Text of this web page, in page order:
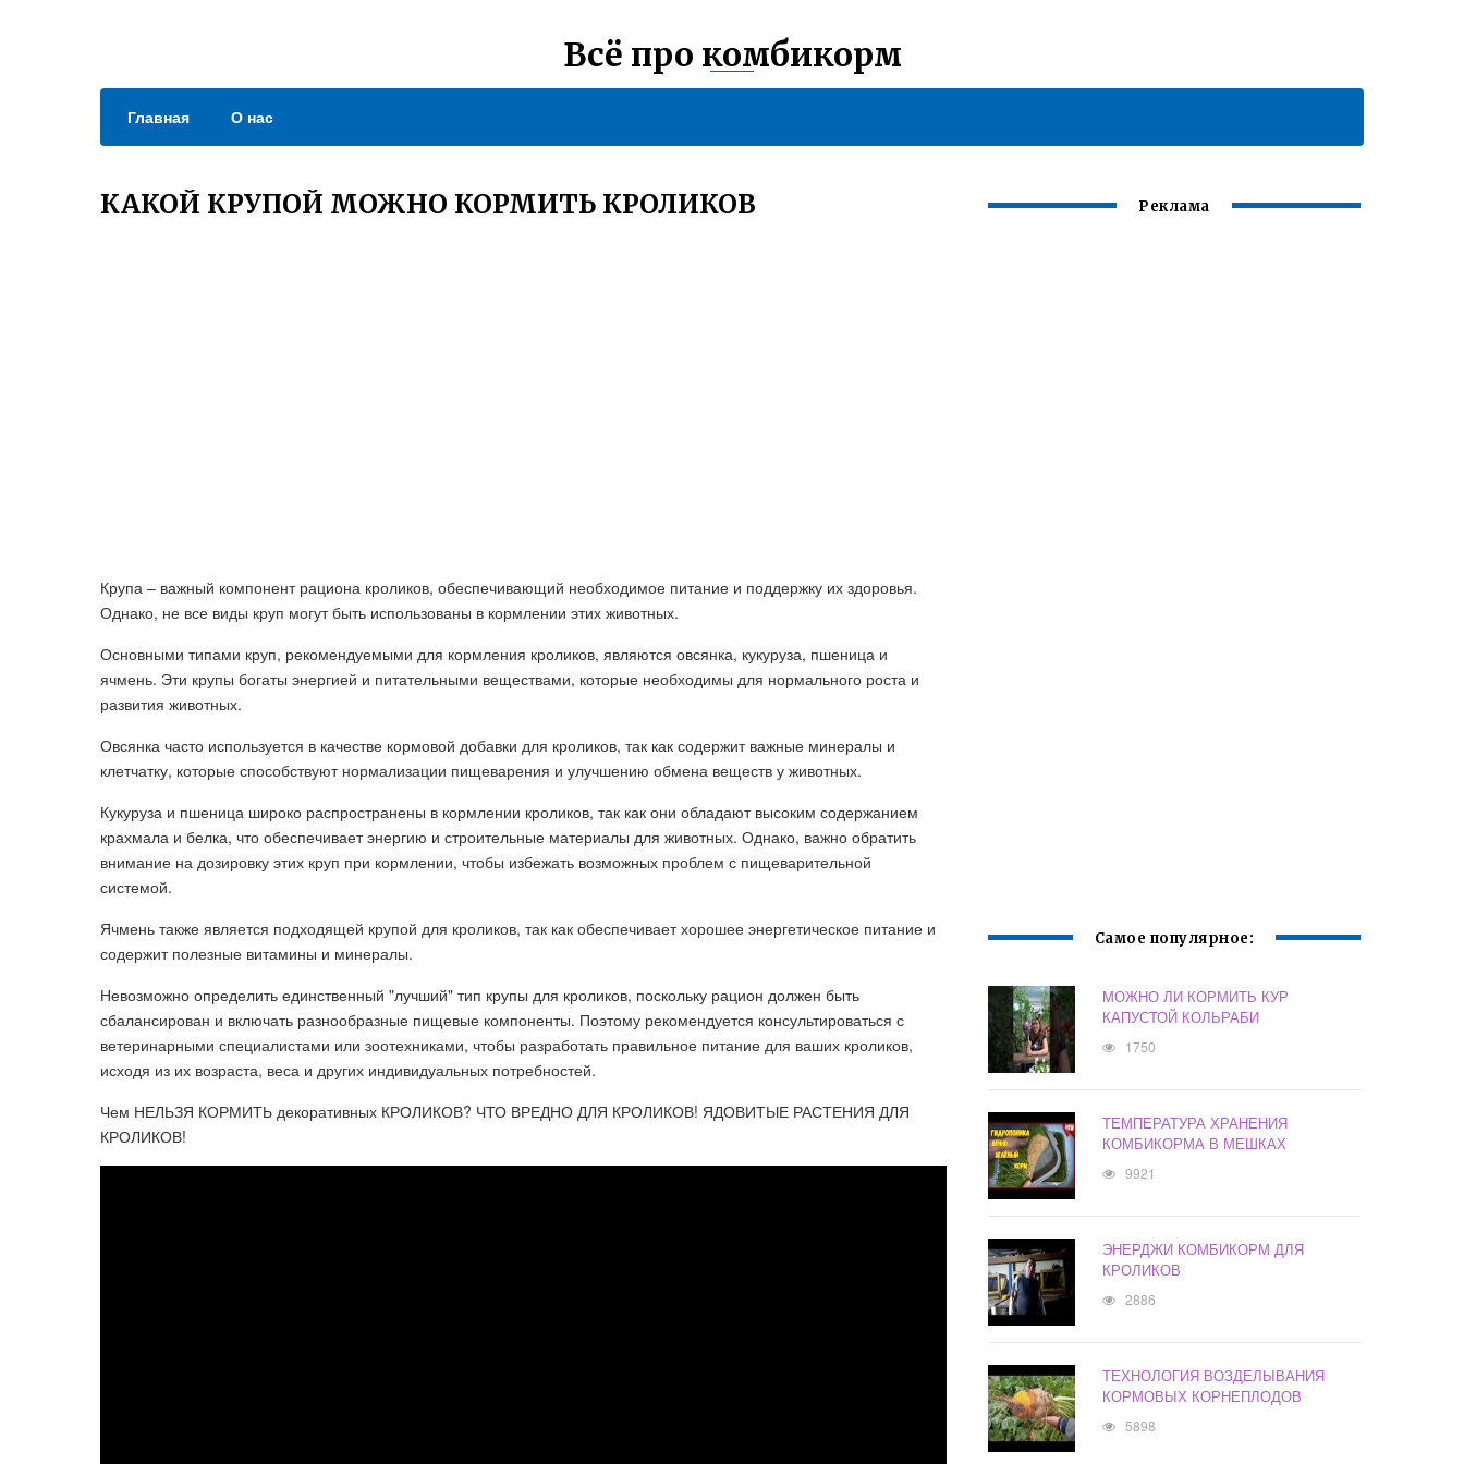
Всё про комбикорм
Главная О нас
КАКОЙ КРУПОЙ МОЖНО КОРМИТЬ КРОЛИКОВ
Крупа – важный компонент рациона кроликов, обеспечивающий необходимое питание и поддержку их здоровья.
Однако, не все виды круп могут быть использованы в кормлении этих животных.
Основными типами круп, рекомендуемыми для кормления кроликов, являются овсянка, кукуруза, пшеница и
ячмень. Эти крупы богаты энергией и питательными веществами, которые необходимы для нормального роста и
развития животных.
Овсянка часто используется в качестве кормовой добавки для кроликов, так как содержит важные минералы и
клетчатку, которые способствуют нормализации пищеварения и улучшению обмена веществ у животных.
Кукуруза и пшеница широко распространены в кормлении кроликов, так как они обладают высоким содержанием
крахмала и белка, что обеспечивает энергию и строительные материалы для животных. Однако, важно обратить
внимание на дозировку этих круп при кормлении, чтобы избежать возможных проблем с пищеварительной
системой.
Ячмень также является подходящей крупой для кроликов, так как обеспечивает хорошее энергетическое питание и
содержит полезные витамины и минералы.
Невозможно определить единственный "лучший" тип крупы для кроликов, поскольку рацион должен быть
сбалансирован и включать разнообразные пищевые компоненты. Поэтому рекомендуется консультироваться с
ветеринарными специалистами или зоотехниками, чтобы разработать правильное питание для ваших кроликов,
исходя из их возраста, веса и других индивидуальных потребностей.
Чем НЕЛЬЗЯ КОРМИТЬ декоративных КРОЛИКОВ? ЧТО ВРЕДНО ДЛЯ КРОЛИКОВ! ЯДОВИТЫЕ РАСТЕНИЯ ДЛЯ
КРОЛИКОВ!
Реклама
Самое популярное:
МОЖНО ЛИ КОРМИТЬ КУР
КАПУСТОЙ КОЛЬРАБИ
1750
ТЕМПЕРАТУРА ХРАНЕНИЯ
КОМБИКОРМА В МЕШКАХ
9921
ЭНЕРДЖИ КОМБИКОРМ ДЛЯ
КРОЛИКОВ
2886
ТЕХНОЛОГИЯ ВОЗДЕЛЫВАНИЯ
КОРМОВЫХ КОРНЕПЛОДОВ
5898